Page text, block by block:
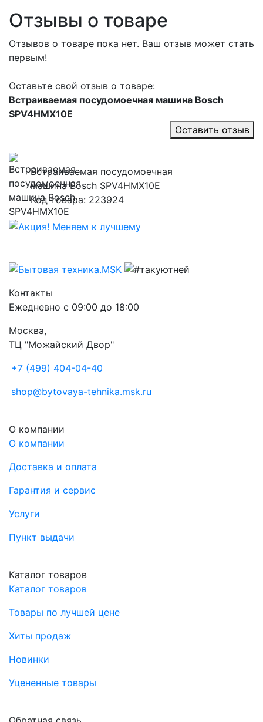
Отзывы о товаре
Отзывов о товаре пока нет. Ваш отзыв может стать
первым!
Оставьте свой отзыв о товаре:
Встраиваемая посудомоечная машина Bosch
SPV4HMX10E
Оставить отзыв
Встраиваемая посудомоечная
машина Bosch SPV4HMX10E
Код товара: 223924
Контакты
Ежедневно с 09:00 до 18:00
Москва,
ТЦ "Можайский Двор"
+7 (499) 404-04-40
shop@bytovaya-tehnika.msk.ru
О компании
О компании
Доставка и оплата
Гарантия и сервис
Услуги
Пункт выдачи
Каталог товаров
Каталог товаров
Товары по лучшей цене
Хиты продаж
Новинки
Уцененные товары